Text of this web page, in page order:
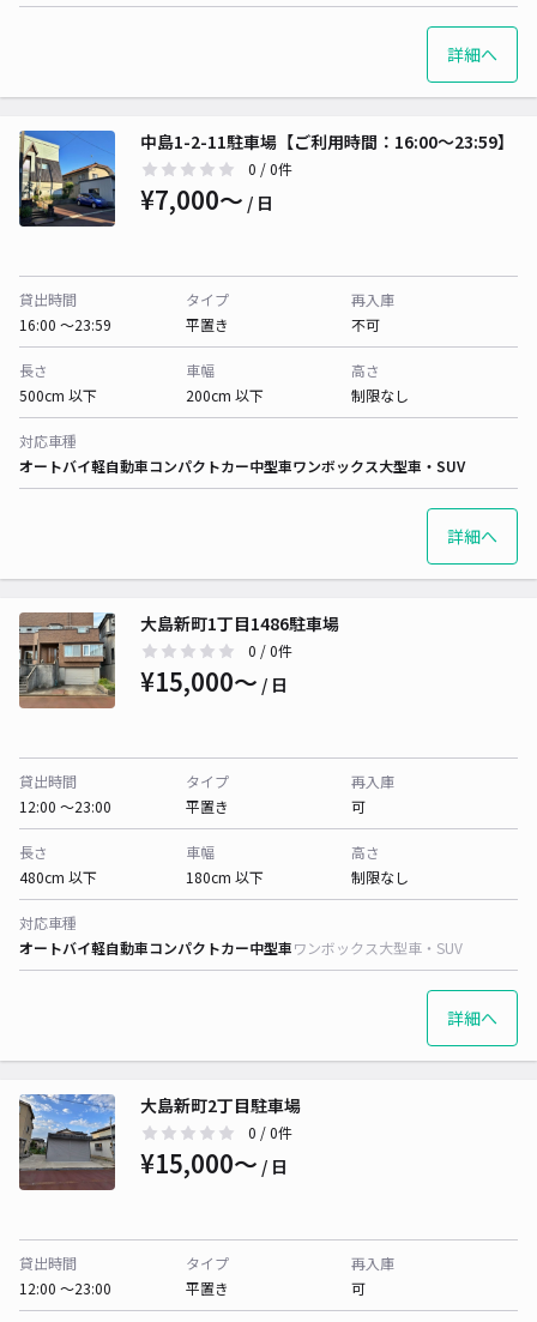
詳細へ
中島1-2-11駐車場【ご利用時間：16:00～23:59】
0 / 0件
¥7,000〜 / 日
貸出時間
16:00 〜23:59
タイプ
平置き
再入庫
不可
長さ
500cm 以下
車幅
200cm 以下
高さ
制限なし
対応車種
オートバイ軽自動車コンパクトカー中型車ワンボックス大型車・SUV
詳細へ
大島新町1丁目1486駐車場
0 / 0件
¥15,000〜 / 日
貸出時間
12:00 〜23:00
タイプ
平置き
再入庫
可
長さ
480cm 以下
車幅
180cm 以下
高さ
制限なし
対応車種
オートバイ軽自動車コンパクトカー中型車ワンボックス大型車・SUV
詳細へ
大島新町2丁目駐車場
0 / 0件
¥15,000〜 / 日
貸出時間
12:00 〜23:00
タイプ
平置き
再入庫
可